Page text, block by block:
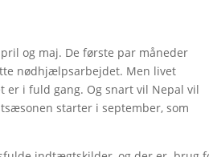
og maj. De første par måneder
nødhjælpsarbejdet. Men livet
i fuld gang. Og snart vil Nepal vil
starter i september, som